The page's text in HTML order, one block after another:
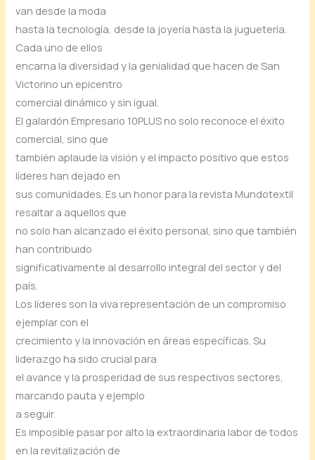
van desde la moda
hasta la tecnología, desde la joyería hasta la juguetería.
Cada uno de ellos
encarna la diversidad y la genialidad que hacen de San
Victorino un epicentro
comercial dinámico y sin igual.
El galardón Empresario 10PLUS no solo reconoce el éxito
comercial, sino que
también aplaude la visión y el impacto positivo que estos
líderes han dejado en
sus comunidades. Es un honor para la revista Mundotextil
resaltar a aquellos que
no solo han alcanzado el éxito personal, sino que también
han contribuido
significativamente al desarrollo integral del sector y del
país.
Los líderes son la viva representación de un compromiso
ejemplar con el
crecimiento y la innovación en áreas específicas. Su
liderazgo ha sido crucial para
el avance y la prosperidad de sus respectivos sectores,
marcando pauta y ejemplo
a seguir.
Es imposible pasar por alto la extraordinaria labor de todos
en la revitalización de